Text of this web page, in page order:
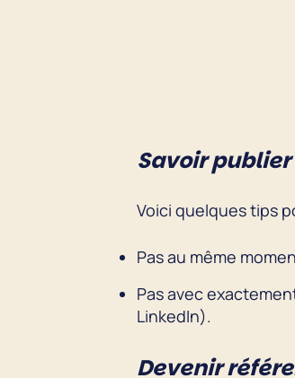
Savoir
Voici quelques tips
Pas au même
Pas avec
LinkedIn).
Devenir